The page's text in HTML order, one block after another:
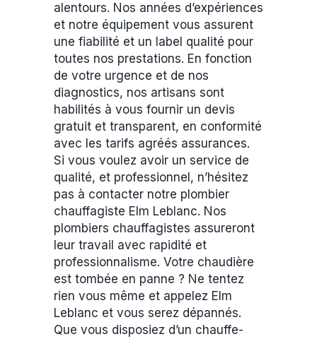
alentours. Nos années d’expériences
et notre équipement vous assurent
une fiabilité et un label qualité pour
toutes nos prestations. En fonction
de votre urgence et de nos
diagnostics, nos artisans sont
habilités à vous fournir un devis
gratuit et transparent, en conformité
avec les tarifs agréés assurances.
Si vous voulez avoir un service de
qualité, et professionnel, n’hésitez
pas à contacter notre plombier
chauffagiste Elm Leblanc. Nos
plombiers chauffagistes assureront
leur travail avec rapidité et
professionnalisme. Votre chaudière
est tombée en panne ? Ne tentez
rien vous même et appelez Elm
Leblanc et vous serez dépannés.
Que vous disposiez d’un chauffe-